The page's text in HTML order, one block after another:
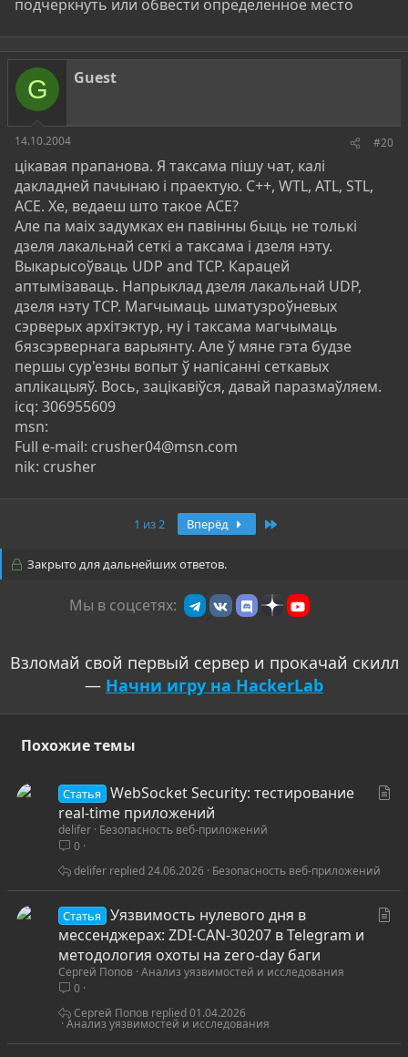
подчеркнуть или обвести определенное место
G Guest
14.10.2004 #20
цікавая прапанова. Я таксама пішу чат, калі
дакладней пачынаю і праектую. С++, WTL, ATL, STL,
ACE. Хе, ведаеш што такое ACE?
Але па маіх задумках ен павінны быць не толькі
дзеля лакальнай сеткі а таксама і дзеля нэту.
Выкарысоўваць UDP and TCP. Карацей
аптымізаваць. Напрыклад дзеля лакальнай UDP,
дзеля нэту TCP. Магчымаць шматузроўневых
сэрверых архітэктур, ну і таксама магчымаць
бязсэрвернага варыянту. Але ў мяне гэта будзе
першы сур'езны вопыт ў напісанні сеткавых
аплікацыяў. Вось, зацікавіўся, давай паразмаўляем.
icq: 306955609
msn:
Full e-mail: crusher04@msn.com
nik: crusher
1 из 2 Вперёд
Закрыто для дальнейших ответов.
Мы в соцсетях:
Взломай свой первый сервер и прокачай скилл
— Начни игру на HackerLab
Похожие темы
я
Статья
WebSocket Security: тестирование
real-time приложений
delifer Безопасность веб-приложений
0
Безопасность веб-приложений
24.06.2026
delifer
Статья
Уязвимость нулевого дня в
мессенджерах: ZDI-CAN-30207 в Telegram и
методология охоты на zero-day баги
Сергей Попов Анализ уязвимостей и исследования
0
Анализ уязвимостей и исследования
01.04.2026
Сергей Попов